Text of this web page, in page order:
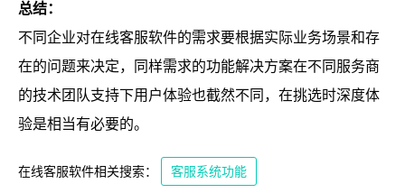
总结：
不同企业对在线客服软件的需求要根据实际业务场景和存
在的问题来决定，同样需求的功能解决方案在不同服务商
的技术团队支持下用户体验也截然不同，在挑选时深度体
验是相当有必要的。
在线客服软件相关搜索： 客服系统功能